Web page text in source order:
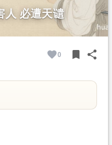
人 必遭天谴
0 bookmark share